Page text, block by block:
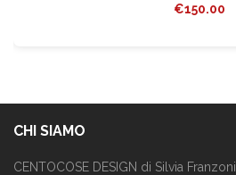
€150.00
CHI SIAMO
CENTOCOSE DESIGN di Silvia Franzoni